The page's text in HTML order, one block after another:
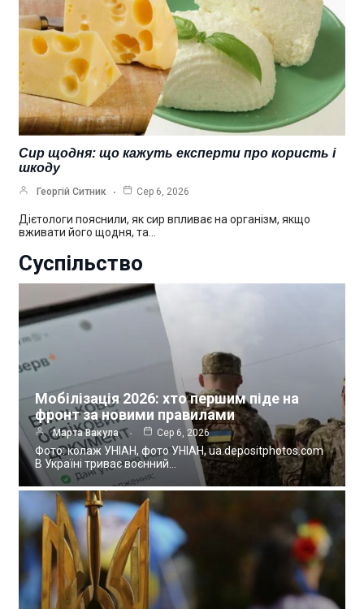
Сир щодня: що кажуть експерти про користь і
шкоду
Георгій Ситник Сер 6, 2026
Дієтологи пояснили, як сир впливає на організм, якщо
вживати його щодня, та…
Суспільство
Мобілізація 2026: хто першим піде на
фронт за новими правилами
Марта Вакула Сер 6, 2026
Фото: колаж УНІАН, фото УНІАН, ua.depositphotos.com
В Україні триває воєнний…